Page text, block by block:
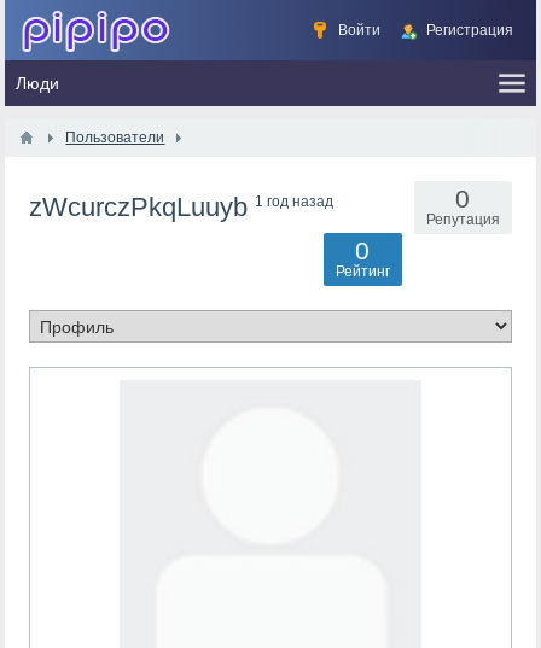
Войти Регистрация
Пользователи
zWcurczPkqLuuyb 1 год назад 0
Репутация
0
Рейтинг